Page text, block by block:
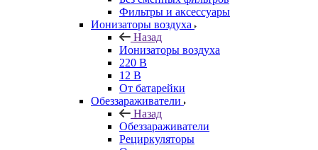
Фильтры и аксессуары
Ионизаторы воздуха
Назад
Ионизаторы воздуха
220 В
12 В
От батарейки
Обеззараживатели
Назад
Обеззараживатели
Рециркуляторы